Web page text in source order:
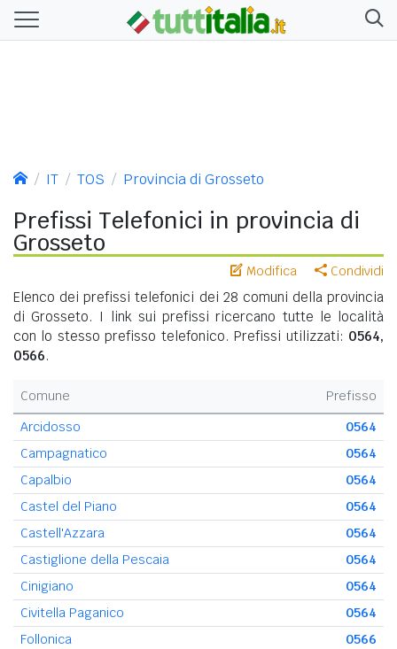
IT TOS Provincia di Grosseto
Prefissi Telefonici in provincia di
Grosseto
Modifica Condividi
Elenco dei prefissi telefonici dei 28 comuni della provincia
di Grosseto. I link sui prefissi ricercano tutte le località
con lo stesso prefisso telefonico. Prefissi utilizzati: 0564,
0566.
Comune
Prefisso
Arcidosso
0564
Campagnatico
0564
Capalbio
0564
Castel del Piano
0564
Castell'Azzara
0564
Castiglione della Pescaia
0564
Cinigiano
0564
Civitella Paganico
0564
Follonica
0566